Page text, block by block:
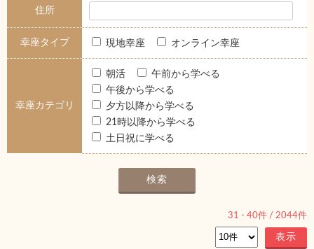
住所
幸座タイプ 現地幸座 オンライン幸座
幸座カテゴリ
朝活
午前から学べる
午後から学べる
夕方以降から学べる
21時以降から学べる
土日祝に学べる
31 - 40件 / 2044件